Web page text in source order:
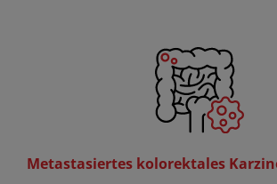
Metastasiertes kolorektales